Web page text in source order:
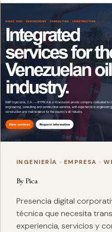
INGENIERÍA · EMPRESA ·
By Pica
Presencia digital
técnica que necesita
experiencia, servicios y